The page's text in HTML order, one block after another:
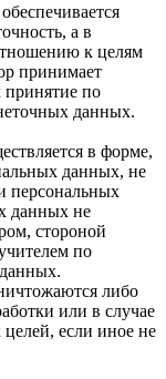
а в
к целям
принимает
принятие по
данных.
в форме,
данных, не
персональных
данных не
стороной
по
либо
или в случае
если иное не